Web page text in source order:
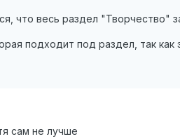
что весь раздел "Творчество"
подходит под раздел, так как
сам не лучше